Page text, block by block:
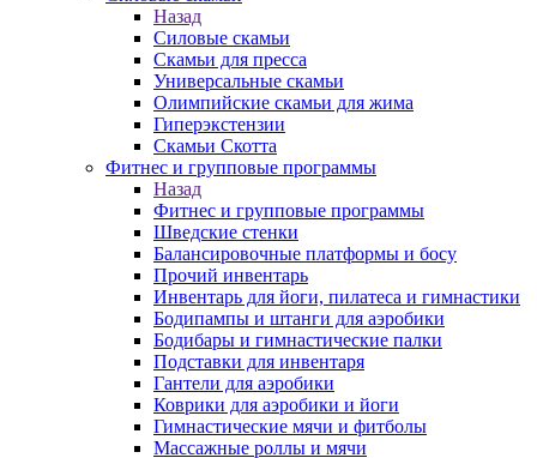
Назад
Силовые скамьи
Скамьи для пресса
Универсальные скамьи
Олимпийские скамьи для жима
Гиперэкстензии
Скамьи Скотта
Фитнес и групповые программы
Назад
Фитнес и групповые программы
Шведские стенки
Балансировочные платформы и босу
Прочий инвентарь
Инвентарь для йоги, пилатеса и гимнастики
Бодипампы и штанги для аэробики
Бодибары и гимнастические палки
Подставки для инвентаря
Гантели для аэробики
Коврики для аэробики и йоги
Гимнастические мячи и фитболы
Массажные роллы и мячи